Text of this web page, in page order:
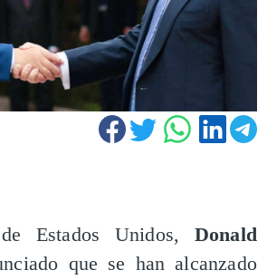
Estados Unidos, Donald
que se han alcanzado